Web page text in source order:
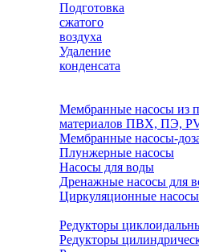
Подготовка
сжатого
воздуха
Удаление
конденсата
Мембранные насосы из
материалов ПВХ, ПЭ,
Мембранные насосы-
Плунжерные насосы
Насосы для воды
Дренажные насосы для
Циркуляционные
Редукторы
Редукторы